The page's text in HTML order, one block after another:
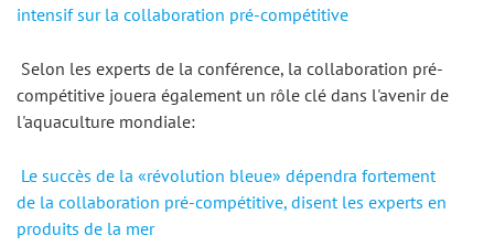
intensif sur la collaboration pré-compétitive
compétitive jouera également un rôle clé dans l'avenir de
l'aquaculture mondiale:
Le succès de la «révolution bleue» dépendra fortement
de la collaboration pré-compétitive, disent les experts en
produits de la mer